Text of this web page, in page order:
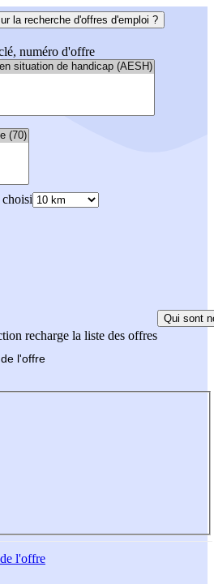
la recherche d'offres d'emploi ?
numéro d'offre
recharge la liste des offres
Qui sont
de l'offre
l'offre